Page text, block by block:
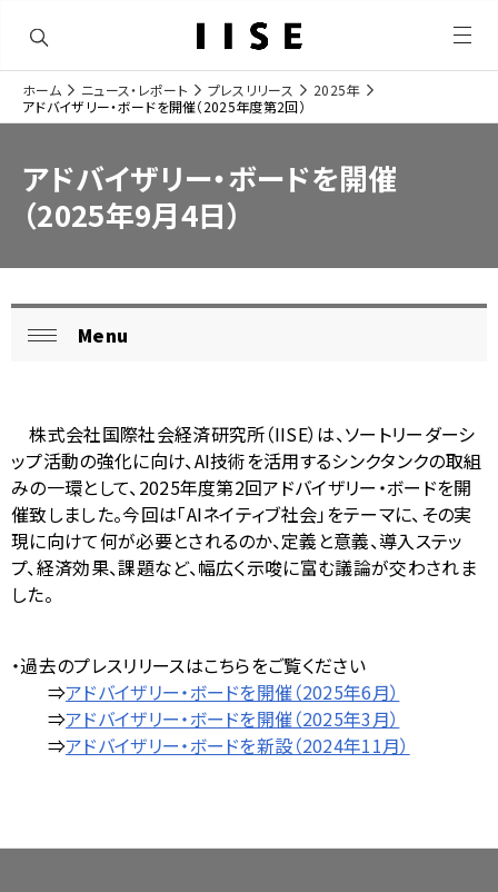
メ
ュ
開
ナ
ゲ
シ
ョ
サ
イ
を
表
示
し
い
ホーム ニュース・レポート プレスリリース
2025年
アドバイザリー・ボードを開催（2025年度第2回）
アドバイザリー・ボードを開催
（2025年9月4日）
ロ
カ
ル
ナ
ビ
ゲ
シ
Menu
株式会社国際社会経済研究所（IISE）は、ソートリーダーシ
ップ活動の強化に向け、AI技術を活用するシンクタンクの取組
みの一環として、2025年度第2回アドバイザリー・ボードを開
催致しました。今回は「AIネイティブ社会」をテーマに、その実
現に向けて何が必要とされるのか、定義と意義、導入ステッ
プ、経済効果、課題など、幅広く示唆に富む議論が交わされま
した。
・過去のプレスリリースはこちらをご覧ください
⇒アドバイザリー・ボードを開催（2025年6月）
⇒アドバイザリー・ボードを開催（2025年3月）
⇒アドバイザリー・ボードを新設（2024年11月）